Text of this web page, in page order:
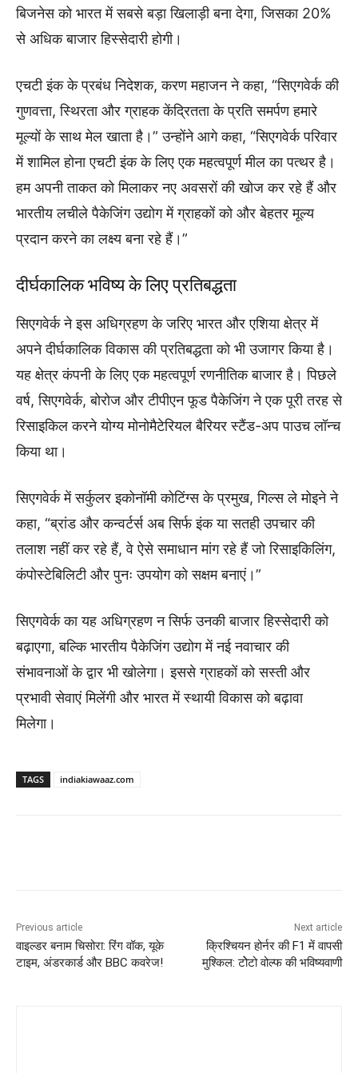
बिजनेस को भारत में सबसे बड़ा खिलाड़ी बना देगा, जिसका 20%
से अधिक बाजार हिस्सेदारी होगी।
एचटी इंक के प्रबंध निदेशक, करण महाजन ने कहा, “सिएगवेर्क की
गुणवत्ता, स्थिरता और ग्राहक केंद्रितता के प्रति समर्पण हमारे
मूल्यों के साथ मेल खाता है।” उन्होंने आगे कहा, “सिएगवेर्क परिवार
में शामिल होना एचटी इंक के लिए एक महत्वपूर्ण मील का पत्थर है।
हम अपनी ताकत को मिलाकर नए अवसरों की खोज कर रहे हैं और
भारतीय लचीले पैकेजिंग उद्योग में ग्राहकों को और बेहतर मूल्य
प्रदान करने का लक्ष्य बना रहे हैं।”
दीर्घकालिक भविष्य के लिए प्रतिबद्धता
सिएगवेर्क ने इस अधिग्रहण के जरिए भारत और एशिया क्षेत्र में
अपने दीर्घकालिक विकास की प्रतिबद्धता को भी उजागर किया है।
यह क्षेत्र कंपनी के लिए एक महत्वपूर्ण रणनीतिक बाजार है। पिछले
वर्ष, सिएगवेर्क, बोरोज और टीपीएन फूड पैकेजिंग ने एक पूरी तरह से
रिसाइकिल करने योग्य मोनोमैटेरियल बैरियर स्टैंड-अप पाउच लॉन्च
किया था।
सिएगवेर्क में सर्कुलर इकोनॉमी कोटिंग्स के प्रमुख, गिल्स ले मोइने ने
कहा, “ब्रांड और कन्वर्टर्स अब सिर्फ इंक या सतही उपचार की
तलाश नहीं कर रहे हैं, वे ऐसे समाधान मांग रहे हैं जो रिसाइकिलिंग,
कंपोस्टेबिलिटी और पुनः उपयोग को सक्षम बनाएं।”
सिएगवेर्क का यह अधिग्रहण न सिर्फ उनकी बाजार हिस्सेदारी को
बढ़ाएगा, बल्कि भारतीय पैकेजिंग उद्योग में नई नवाचार की
संभावनाओं के द्वार भी खोलेगा। इससे ग्राहकों को सस्ती और
प्रभावी सेवाएं मिलेंगी और भारत में स्थायी विकास को बढ़ावा
मिलेगा।
TAGS indiakiawaaz.com
Previous article
वाइल्डर बनाम चिसोरा: रिंग वॉक, यूके
टाइम, अंडरकार्ड और BBC कवरेज!
Next article
क्रिश्चियन होर्नर की F1 में वापसी
मुश्किल: टोेटो वोल्फ की भविष्यवाणी